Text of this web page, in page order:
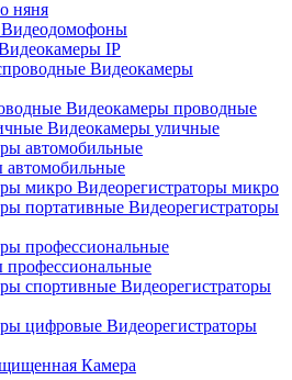
няня
Видеодомофоны
IP
Видеокамеры
Видеокамеры проводные
Видеокамеры уличные
автомобильные
Видеорегистраторы микро
Видеорегистраторы
профессиональные
Видеорегистраторы
Видеорегистраторы
Камера